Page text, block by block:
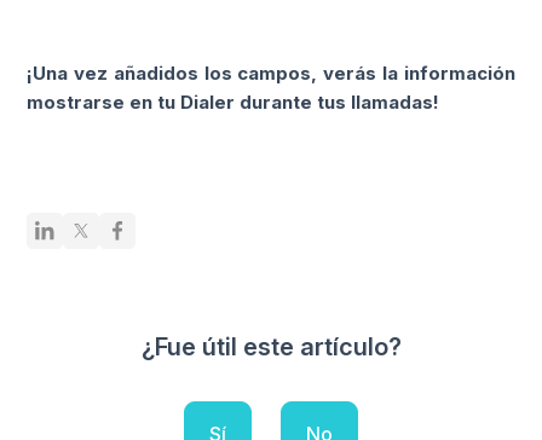
¡Una vez añadidos los campos, verás la información
mostrarse en tu Dialer durante tus llamadas!
¿Fue útil este artículo?
Sí No